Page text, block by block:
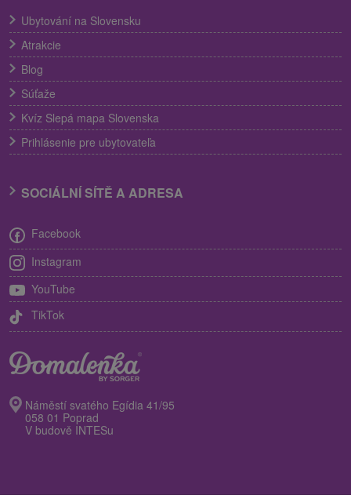
Ubytování na Slovensku
Atrakcie
Blog
Súťaže
Kvíz Slepá mapa Slovenska
Prihlásenie pre ubytovateľa
SOCIÁLNÍ SÍTĚ A ADRESA
Facebook
Instagram
YouTube
TikTok
Náměstí svatého Egídia 41/95
058 01 Poprad
V budově INTESu